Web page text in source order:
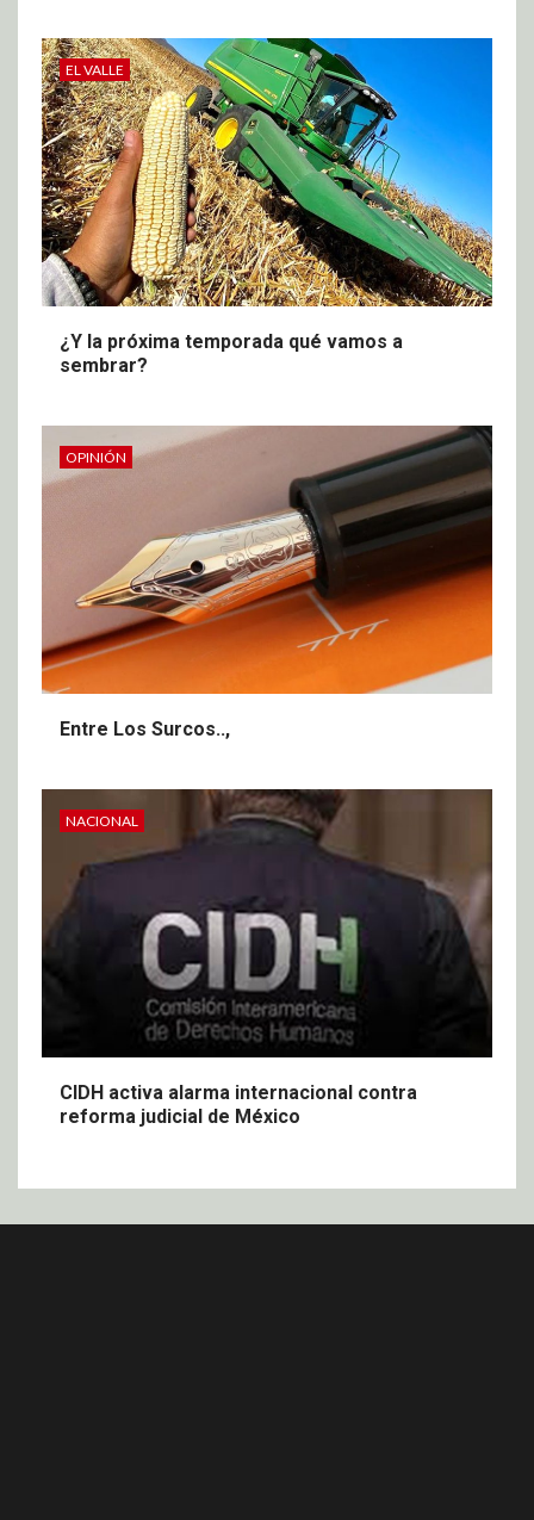
EL VALLE
¿Y la próxima temporada qué vamos a
sembrar?
OPINIÓN
Entre Los Surcos..,
NACIONAL
CIDH activa alarma internacional contra
reforma judicial de México